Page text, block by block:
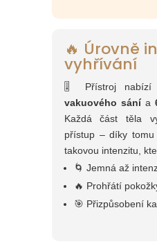
🔥 Úrovně
vyhřívání
🎚️ Přístroj
vakuového sánía
Každá část těla
přístup – díky
takovou intenzitu,
🌀 Jemná až
🔥 Prohřátí
🎯 Přizpůsobení